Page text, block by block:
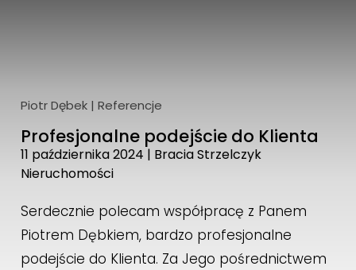
Piotr Dębek |Referencje
Profesjonalne podejście do Klienta
11 października 2024 | Bracia Strzelczyk
Nieruchomości
Serdecznie polecam współpracę z Panem
Piotrem Dębkiem, bardzo profesjonalne
podejście do Klienta. Za Jego pośrednictwem